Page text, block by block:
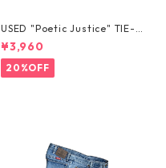
USED "Poetic Justice" TIE-D
YE TEE
¥3,960
20%OFF